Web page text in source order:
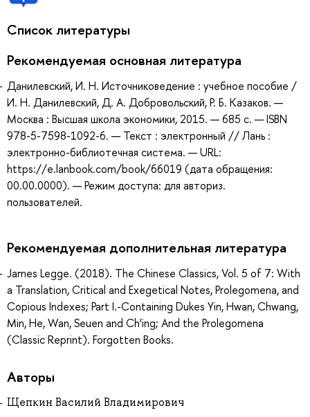
Список литературы
Рекомендуемая основная литература
Данилевский, И. Н. Источниковедение : учебное пособие /
И. Н. Данилевский, Д. А. Добровольский, Р. Б. Казаков. —
Москва : Высшая школа экономики, 2015. — 685 с. — ISBN
978-5-7598-1092-6. — Текст : электронный // Лань :
электронно-библиотечная система. — URL:
https://e.lanbook.com/book/66019 (дата обращения:
00.00.0000). — Режим доступа: для авториз.
пользователей.
Рекомендуемая дополнительная литература
James Legge. (2018). The Chinese Classics, Vol. 5 of 7: With
a Translation, Critical and Exegetical Notes, Prolegomena, and
Copious Indexes; Part I.-Containing Dukes Yin, Hwan, Chwang,
Min, He, Wan, Seuen and Ch’ing; And the Prolegomena
(Classic Reprint). Forgotten Books.
Авторы
Щепкин Василий Владимирович